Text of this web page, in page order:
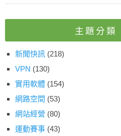
主題分類
新聞快訊 (218)
VPN (130)
實用軟體 (154)
網路空間 (53)
網站經營 (80)
運動賽事 (43)